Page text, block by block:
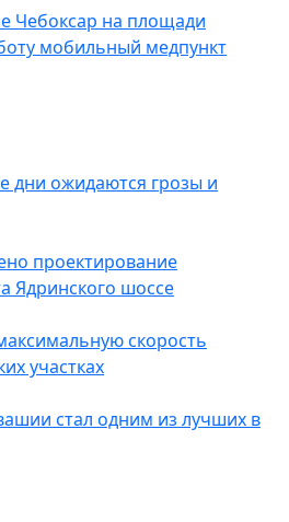
Чебоксар на площади
мобильный медпункт
дни ожидаются грозы и
проектирование
Ядринского шоссе
скорость
участках
стал одним из лучших в